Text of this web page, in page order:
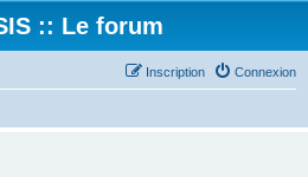
:: Le forum
Connexion
Inscription